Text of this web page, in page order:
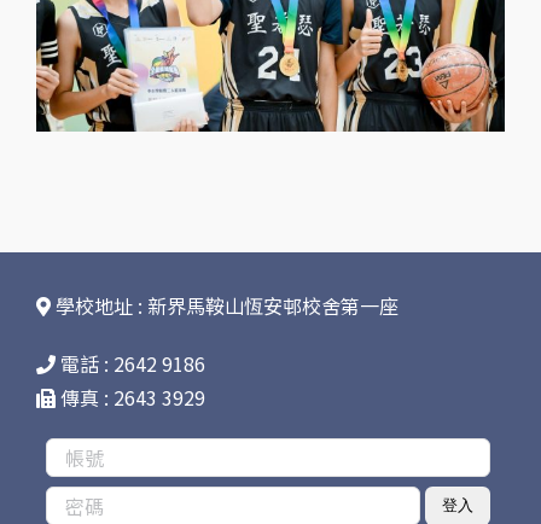
學校地址 : 新界馬鞍山恆安邨校舍第一座
電話 : 2642 9186
傳真 : 2643 3929
登入